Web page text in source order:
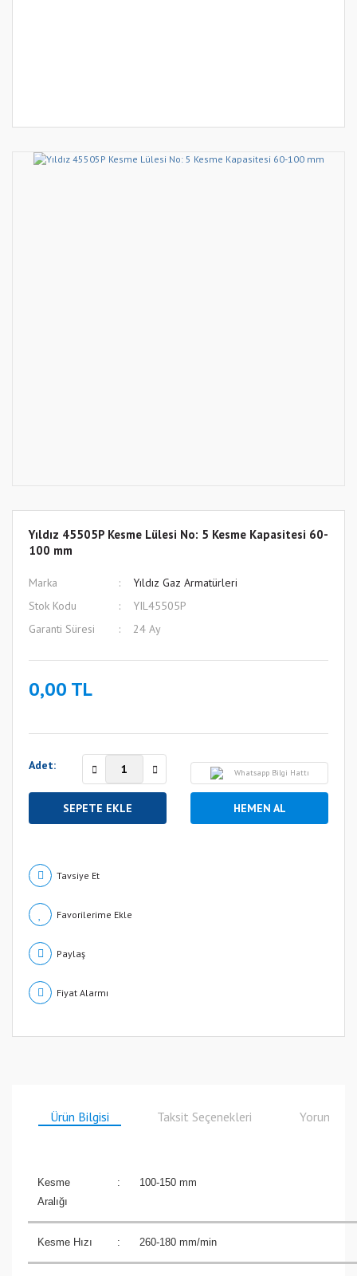
Yıldız 45505P Kesme Lülesi No: 5 Kesme Kapasitesi 60-
100 mm
Marka
Yıldız Gaz Armatürleri
Stok Kodu
YIL45505P
Garanti Süresi
24 Ay
0,00 TL
Adet:
Whatsapp Bilgi Hattı
SEPETE EKLE HEMEN AL
Tavsiye Et
Paylaş
Fiyat Alarmı
Ürün Bilgisi Taksit Seçenekleri Yorumlar
Kesme
Aralığı
: 100-150 mm
Kesme Hızı : 260-180 mm/min